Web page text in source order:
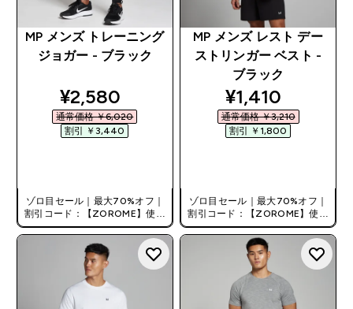
MP メンズ トレーニング
ジョガー - ブラック
discounted price
¥2,580‎
通常価格 ￥6,020‎
割引 ￥3,440‎
ゾロ目セール｜最大70%オフ｜
割引コード：【ZOROME】使用
で追加10%オフ！
MP メンズ レスト デー
ストリンガー ベスト -
ブラック
discounted
¥1,410‎
通常価格 ￥3,210‎
割引 ￥1,800‎
ゾロ目セール｜最大70%オフ｜
割引コード：【ZOROME】使用
で追加10%オフ！